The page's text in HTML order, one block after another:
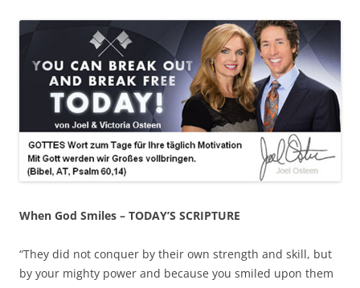
When God Smiles – TODAY’S SCRIPTURE
“They did not conquer by their own strength and skill, but
by your mighty power and because you smiled upon them